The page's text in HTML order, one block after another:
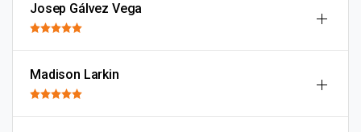
Josep Gálvez Vega
Madison Larkin